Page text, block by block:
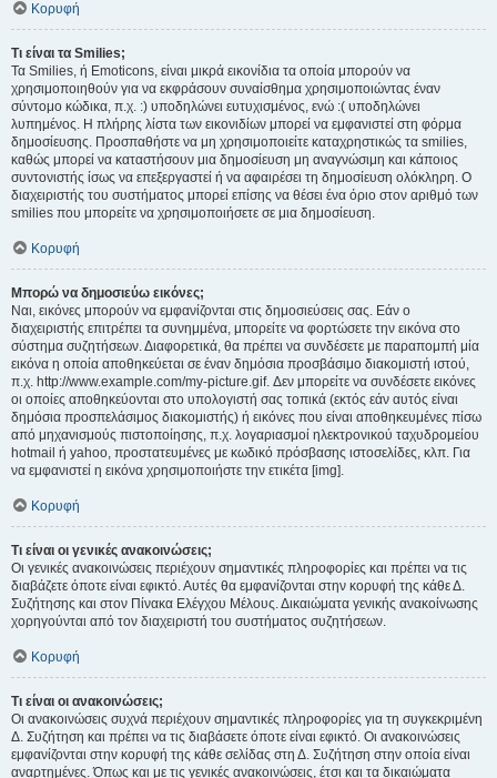
Κορυφή
Τι είναι τα Smilies;
Τα Smilies, ή Emoticons, είναι μικρά εικονίδια τα οποία μπορούν να
χρησιμοποιηθούν για να εκφράσουν συναίσθημα χρησιμοποιώντας έναν
σύντομο κώδικα, π.χ. :) υποδηλώνει ευτυχισμένος, ενώ :( υποδηλώνει
λυπημένος. Η πλήρης λίστα των εικονιδίων μπορεί να εμφανιστεί στη φόρμα
δημοσίευσης. Προσπαθήστε να μη χρησιμοποιείτε καταχρηστικώς τα smilies,
καθώς μπορεί να καταστήσουν μια δημοσίευση μη αναγνώσιμη και κάποιος
συντονιστής ίσως να επεξεργαστεί ή να αφαιρέσει τη δημοσίευση ολόκληρη. Ο
διαχειριστής του συστήματος μπορεί επίσης να θέσει ένα όριο στον αριθμό των
smilies που μπορείτε να χρησιμοποιήσετε σε μια δημοσίευση.
Κορυφή
Μπορώ να δημοσιεύω εικόνες;
Ναι, εικόνες μπορούν να εμφανίζονται στις δημοσιεύσεις σας. Εάν ο
διαχειριστής επιτρέπει τα συνημμένα, μπορείτε να φορτώσετε την εικόνα στο
σύστημα συζητήσεων. Διαφορετικά, θα πρέπει να συνδέσετε με παραπομπή μία
εικόνα η οποία αποθηκεύεται σε έναν δημόσια προσβάσιμο διακομιστή ιστού,
π.χ. http://www.example.com/my-picture.gif. Δεν μπορείτε να συνδέσετε εικόνες
οι οποίες αποθηκεύονται στο υπολογιστή σας τοπικά (εκτός εάν αυτός είναι
δημόσια προσπελάσιμος διακομιστής) ή εικόνες που είναι αποθηκευμένες πίσω
από μηχανισμούς πιστοποίησης, π.χ. λογαριασμοί ηλεκτρονικού ταχυδρομείου
hotmail ή yahoo, προστατευμένες με κωδικό πρόσβασης ιστοσελίδες, κλπ. Για
να εμφανιστεί η εικόνα χρησιμοποιήστε την ετικέτα [img].
Κορυφή
Τι είναι οι γενικές ανακοινώσεις;
Οι γενικές ανακοινώσεις περιέχουν σημαντικές πληροφορίες και πρέπει να τις
διαβάζετε όποτε είναι εφικτό. Αυτές θα εμφανίζονται στην κορυφή της κάθε Δ.
Συζήτησης και στον Πίνακα Ελέγχου Μέλους. Δικαιώματα γενικής ανακοίνωσης
χορηγούνται από τον διαχειριστή του συστήματος συζητήσεων.
Κορυφή
Τι είναι οι ανακοινώσεις;
Οι ανακοινώσεις συχνά περιέχουν σημαντικές πληροφορίες για τη συγκεκριμένη
Δ. Συζήτηση και πρέπει να τις διαβάσετε όποτε είναι εφικτό. Οι ανακοινώσεις
εμφανίζονται στην κορυφή της κάθε σελίδας στη Δ. Συζήτηση στην οποία είναι
αναρτημένες. Όπως και με τις γενικές ανακοινώσεις, έτσι και τα δικαιώματα